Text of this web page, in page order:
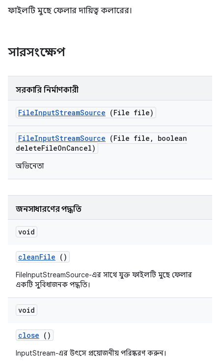
ফাইলটি মুছে ফেলার দায়িত্ব কলারের।
সারসংক্ষেপ
সরকারি নির্মাণকারী
FileInputStreamSource (File file)
FileInputStreamSource (File file ,
boolean
deleteFileOnCancel)
অভিনেতা
জনসাধারণের পদ্ধতি
void
cleanFile ()
FileInputStreamSource-এর সাথে যুক্ত ফাইলটি মুছে ফেলার
একটি সুবিধাজনক পদ্ধতি।
void
close ()
InputStream-এর উৎসে প্রয়োজনীয় পরিষ্করণ করুন।